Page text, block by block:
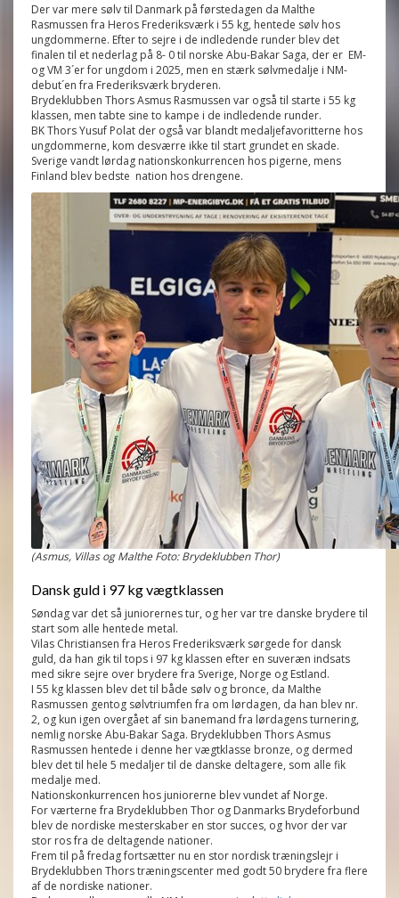
Der var mere sølv til Danmark på førstedagen da Malthe
Rasmussen fra Heros Frederiksværk i 55 kg, hentede sølv hos
ungdommerne. Efter to sejre i de indledende runder blev det
finalen til et nederlag på 8- 0 til norske Abu-Bakar Saga, der er EM-
og VM 3´er for ungdom i 2025, men en stærk sølvmedalje i NM-
debut´en fra Frederiksværk bryderen.
Brydeklubben Thors Asmus Rasmussen var også til starte i 55 kg
klassen, men tabte sine to kampe i de indledende runder.
BK Thors Yusuf Polat der også var blandt medaljefavoritterne hos
ungdommerne, kom desværre ikke til start grundet en skade.
Sverige vandt lørdag nationskonkurrencen hos pigerne, mens
Finland blev bedste nation hos drengene.
(Asmus, Villas og Malthe Foto: Brydeklubben Thor)
Dansk guld i 97 kg vægtklassen
Søndag var det så juniorernes tur, og her var tre danske brydere til
start som alle hentede metal.
Vilas Christiansen fra Heros Frederiksværk sørgede for dansk
guld, da han gik til tops i 97 kg klassen efter en suveræn indsats
med sikre sejre over brydere fra Sverige, Norge og Estland.
I 55 kg klassen blev det til både sølv og bronce, da Malthe
Rasmussen gentog sølvtriumfen fra om lørdagen, da han blev nr.
2, og kun igen overgået af sin banemand fra lørdagens turnering,
nemlig norske Abu-Bakar Saga. Brydeklubben Thors Asmus
Rasmussen hentede i denne her vægtklasse bronze, og dermed
blev det til hele 5 medaljer til de danske deltagere, som alle fik
medalje med.
Nationskonkurrencen hos juniorerne blev vundet af Norge.
For værterne fra Brydeklubben Thor og Danmarks Brydeforbund
blev de nordiske mesterskaber en stor succes, og hvor der var
stor ros fra de deltagende nationer.
Frem til på fredag fortsætter nu en stor nordisk træningslejr i
Brydeklubben Thors træningscenter med godt 50 brydere fra flere
af de nordiske nationer.